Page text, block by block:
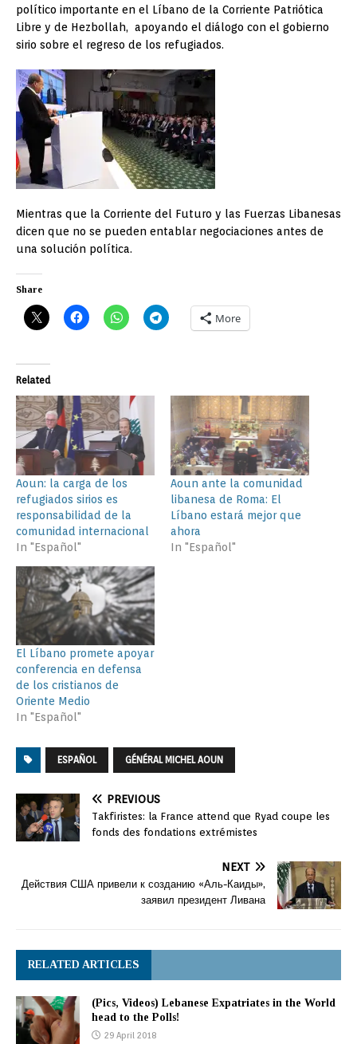
político importante en el Líbano de la Corriente Patriótica
Libre y de Hezbollah, apoyando el diálogo con el gobierno
sirio sobre el regreso de los refugiados.
Mientras que la Corriente del Futuro y las Fuerzas Libanesas
dicen que no se pueden entablar negociaciones antes de
una solución política.
Share
More
Related
Aoun: la carga de los
refugiados sirios es
responsabilidad de la
comunidad internacional
In "Español"
Aoun ante la comunidad
libanesa de Roma: El
Líbano estará mejor que
ahora
In "Español"
El Líbano promete apoyar
conferencia en defensa
de los cristianos de
Oriente Medio
In "Español"
ESPAÑOL GÉNÉRAL MICHEL AOUN
PREVIOUS
Takfiristes: la France attend que Ryad coupe les
fonds des fondations extrémistes
NEXT
Действия США привели к созданию «Аль-Каиды»,
заявил президент Ливана
RELATED ARTICLES
(Pics, Videos) Lebanese Expatriates in the World
head to the Polls!
29 April 2018